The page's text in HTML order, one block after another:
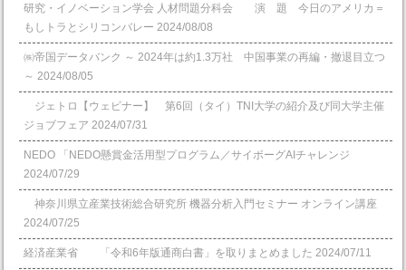
研究・イノベーション学会 人材問題分科会 演 題 今日のアメリカ＝
もしトラとシリコンバレー 2024/08/08
㈱帝国データバンク ～ 2024年は約1.3万社 中国事業の再編・撤退目立つ
～ 2024/08/05
ジェトロ【ウェビナー】 第6回（タイ）TNI大学の紹介及び同大学主催
ジョブフェア 2024/07/31
NEDO 「NEDO懸賞⾦活⽤型プログラム／サイボーグAIチャレンジ
2024/07/29
神奈川県立産業技術総合研究所 機器分析入門セミナー オンライン講座
2024/07/25
経済産業省 「令和6年版通商白書」を取りまとめました 2024/07/11